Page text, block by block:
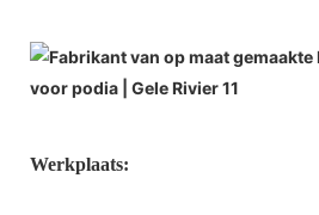
Werkplaats: